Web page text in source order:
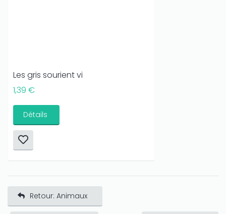
Les gris sourient vi
1,39 €
Détails
Retour: Animaux